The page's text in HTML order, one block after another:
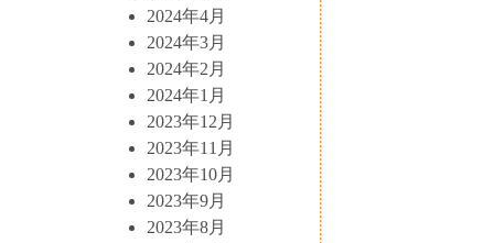
2024年4月
2024年3月
2024年2月
2024年1月
2023年12月
2023年11月
2023年10月
2023年9月
2023年8月